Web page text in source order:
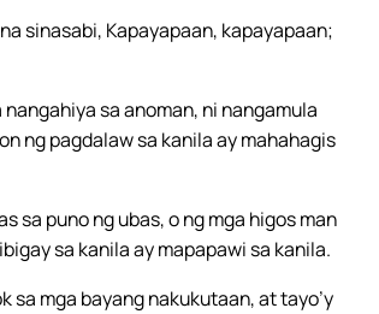
sinasabi, Kapayapaan, kapayapaan;
sa anoman, ni nangamula
ng pagdalaw sa kanila ay mahahagis
sa puno ng ubas, o ng mga higos man
sa kanila ay mapapawi sa kanila.
sa mga bayang nakukutaan, at tayo’y